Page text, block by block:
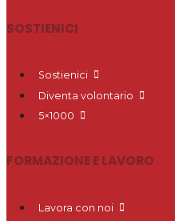
SOSTIENICI
Sostienici
Diventa volontario
5×1000
FORMAZIONE E LAVORO
Lavora con noi